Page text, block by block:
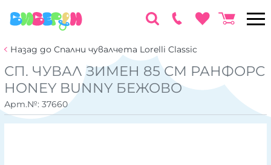
Назад до Спални чувалчета Lorelli Classic
СП. ЧУВАЛ ЗИМЕН 85 СМ РАНФОРС
HONEY BUNNY БЕЖОВО
Арт.№: 37660